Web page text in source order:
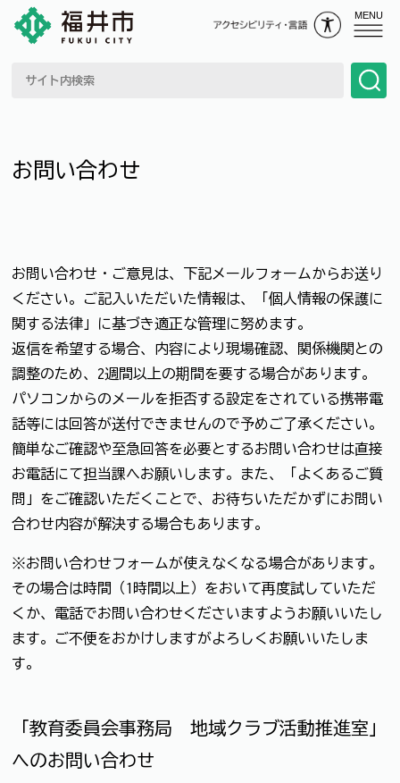
MENU
お問い合わせ
お問い合わせ・ご意見は、下記メールフォームからお送り
ください。ご記入いただいた情報は、「個人情報の保護に
関する法律」に基づき適正な管理に努めます。
返信を希望する場合、内容により現場確認、関係機関との
調整のため、2週間以上の期間を要する場合があります。
パソコンからのメールを拒否する設定をされている携帯電
話等には回答が送付できませんので予めご了承ください。
簡単なご確認や至急回答を必要とするお問い合わせは直接
お電話にて担当課へお願いします。また、「よくあるご質
問」をご確認いただくことで、お待ちいただかずにお問い
合わせ内容が解決する場合もあります。
※お問い合わせフォームが使えなくなる場合があります。
その場合は時間（1時間以上）をおいて再度試していただ
くか、電話でお問い合わせくださいますようお願いいたし
ます。ご不便をおかけしますがよろしくお願いいたしま
す。
「教育委員会事務局 地域クラブ活動推進室」
へのお問い合わせ